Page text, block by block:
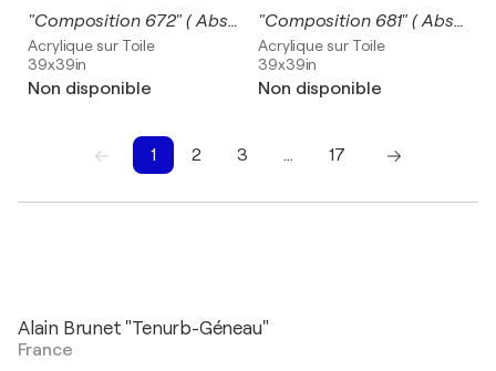
"Composition 672" ( Abstraction lyrique )
Acrylique sur Toile
39x39in
Non disponible
"Composition 681" ( Abstraction lyrique )
Acrylique sur Toile
39x39in
Non disponible
1 2 3 …
17
Alain Brunet "Tenurb-Géneau"
France